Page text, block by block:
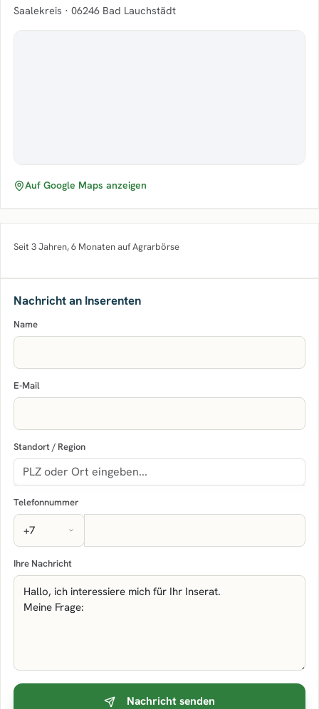
Saalekreis · 06246 Bad Lauchstädt
Auf Google Maps anzeigen
Seit 3 Jahren, 6 Monaten auf Agrarbörse
Nachricht an Inserenten
Name
E-Mail
Standort / Region
Telefonnummer
Ihre Nachricht
Nachricht senden